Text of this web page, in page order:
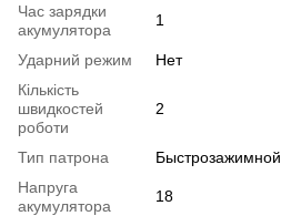
Час зарядки
акумулятора
1
Ударний режим
Нет
Кількість
швидкостей
роботи
2
Тип патрона
Быстрозажимной
Напруга
акумулятора
18